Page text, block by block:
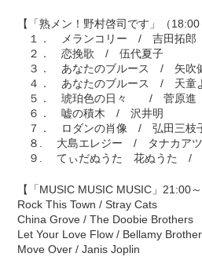
【「熟メン！野村啓司です」（18:00
１． メランコリー / 吉田拓郎
２． 恋挽歌 / 伍代夏子
３． あなたのブルース / 矢吹
４． あなたのブルース / 天童
５． 琥珀色の日々 / 菅原進
６． 嘘の積木 / 沢井明
７． ロダンの肖像 / 弘田三枝
８. 大島エレジー / タナカアツ
９. てぃだぬうた 花ぬうた /
【「MUSIC MUSIC MUSIC」21:00
Rock This Town / Stray Cats
China Grove / The Doobie Brothers
Let Your Love Flow / Bellamy
Move Over / Janis Joplin